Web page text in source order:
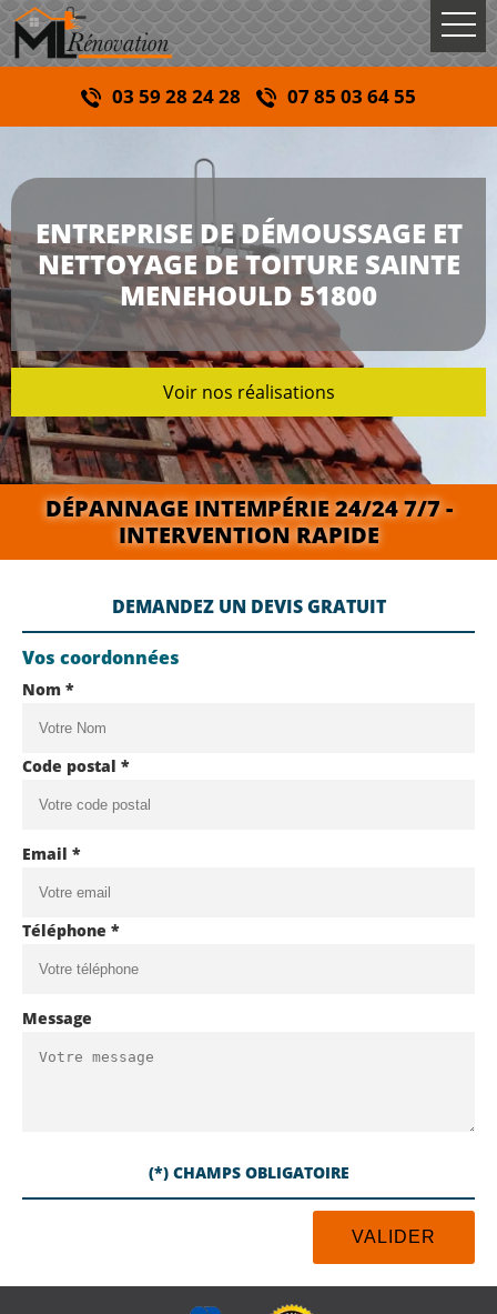
03 59 28 24 28 07 85 03 64 55
ENTREPRISE DE DÉMOUSSAGE ET
NETTOYAGE DE TOITURE SAINTE
MENEHOULD 51800
Voir nos réalisations
DÉPANNAGE INTEMPÉRIE 24/24 7/7 -
INTERVENTION RAPIDE
DEMANDEZ UN DEVIS GRATUIT
Vos coordonnées
Nom *
Code postal *
Email *
Téléphone *
Message
(*) CHAMPS OBLIGATOIRE